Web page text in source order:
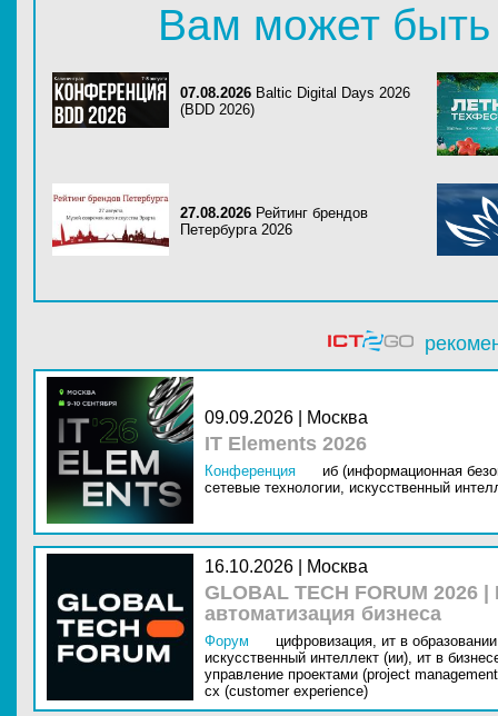
Вам может быть
07.08.2026 Baltic Digital Days 2026
(BDD 2026)
27.08.2026 Рейтинг брендов
Петербурга 2026
09.09.2026 | Москва
IT Elements 2026
Конференция
иб (информационная
сетевые технологии, искусственный
16.10.2026 | Москва
GLOBAL TECH FORUM
автоматизация бизнеса
Форум цифровизация, ит в
искусственный интеллект (ии), ит в
управление проектами (project
cx (customer experience)